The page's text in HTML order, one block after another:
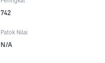
742
Patok Nilai
N/A